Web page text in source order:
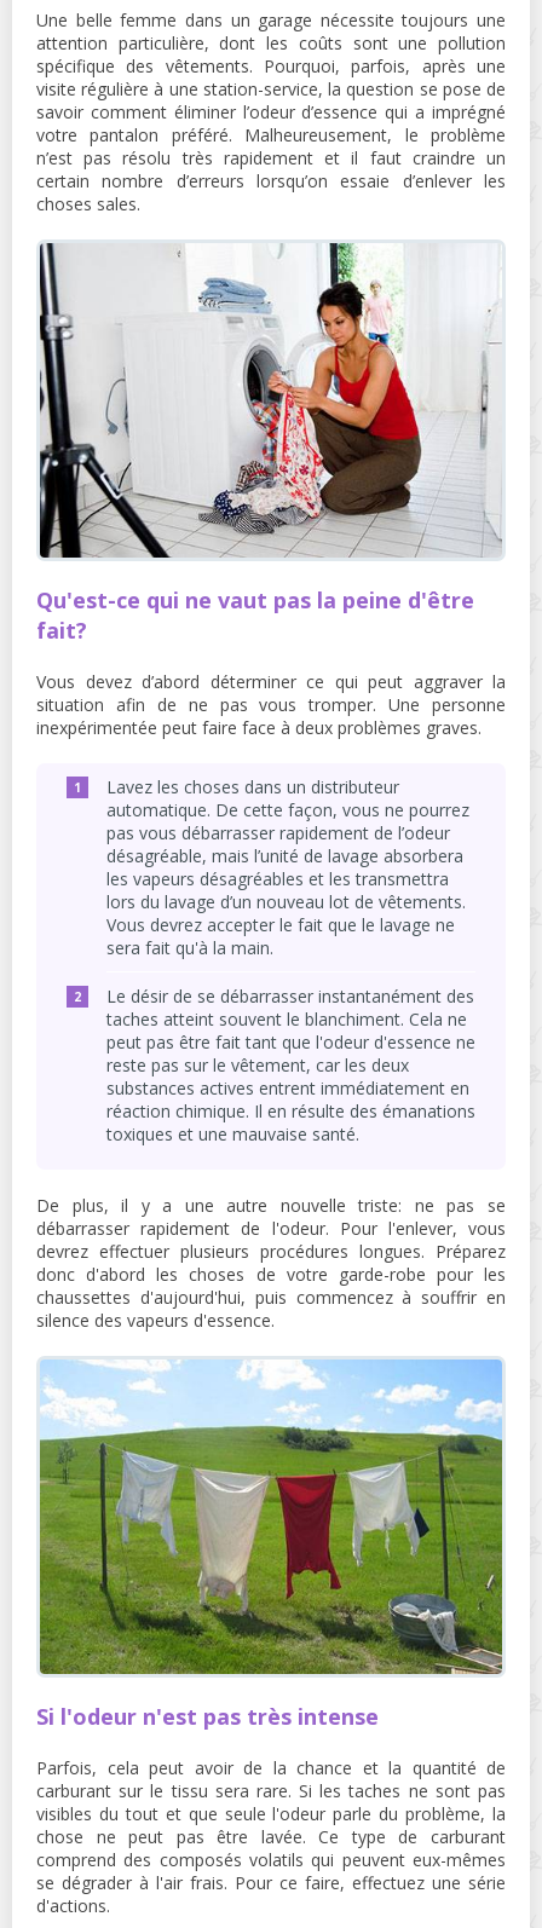
Une belle femme dans un garage nécessite toujours une
attention particulière, dont les coûts sont une pollution
spécifique des vêtements. Pourquoi, parfois, après une
visite régulière à une station-service, la question se pose de
savoir comment éliminer l’odeur d’essence qui a imprégné
votre pantalon préféré. Malheureusement, le problème
n’est pas résolu très rapidement et il faut craindre un
certain nombre d’erreurs lorsqu’on essaie d’enlever les
choses sales.
Qu'est-ce qui ne vaut pas la peine d'être
fait?
Vous devez d’abord déterminer ce qui peut aggraver la
situation afin de ne pas vous tromper. Une personne
inexpérimentée peut faire face à deux problèmes graves.
Lavez les choses dans un distributeur
automatique. De cette façon, vous ne pourrez
pas vous débarrasser rapidement de l’odeur
désagréable, mais l’unité de lavage absorbera
les vapeurs désagréables et les transmettra
lors du lavage d’un nouveau lot de vêtements.
Vous devrez accepter le fait que le lavage ne
sera fait qu'à la main.
Le désir de se débarrasser instantanément des
taches atteint souvent le blanchiment. Cela ne
peut pas être fait tant que l'odeur d'essence ne
reste pas sur le vêtement, car les deux
substances actives entrent immédiatement en
réaction chimique. Il en résulte des émanations
toxiques et une mauvaise santé.
De plus, il y a une autre nouvelle triste: ne pas se
débarrasser rapidement de l'odeur. Pour l'enlever, vous
devrez effectuer plusieurs procédures longues. Préparez
donc d'abord les choses de votre garde-robe pour les
chaussettes d'aujourd'hui, puis commencez à souffrir en
silence des vapeurs d'essence.
Si l'odeur n'est pas très intense
Parfois, cela peut avoir de la chance et la quantité de
carburant sur le tissu sera rare. Si les taches ne sont pas
visibles du tout et que seule l'odeur parle du problème, la
chose ne peut pas être lavée. Ce type de carburant
comprend des composés volatils qui peuvent eux-mêmes
se dégrader à l'air frais. Pour ce faire, effectuez une série
d'actions.